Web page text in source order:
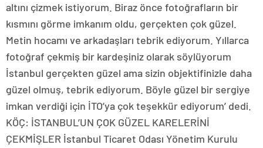
altını çizmek istiyorum. Biraz önce fotoğrafların bir
kısmını görme imkanım oldu, gerçekten çok güzel.
Metin hocamı ve arkadaşları tebrik ediyorum. Yıllarca
fotoğraf çekmiş bir kardeşiniz olarak söylüyorum
İstanbul gerçekten güzel ama sizin objektifinizle daha
güzel olmuş, tebrik ediyorum. Böyle güzel bir sergiye
imkan verdiği için İTO’ya çok teşekkür ediyorum’ dedi.
KÖÇ: İSTANBUL’UN ÇOK GÜZEL KARELERİNİ
ÇEKMİŞLER İstanbul Ticaret Odası Yönetim Kurulu